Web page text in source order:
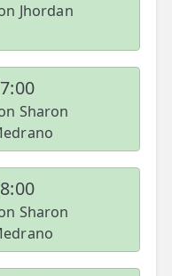
Jhordan
Sharon
Sharon